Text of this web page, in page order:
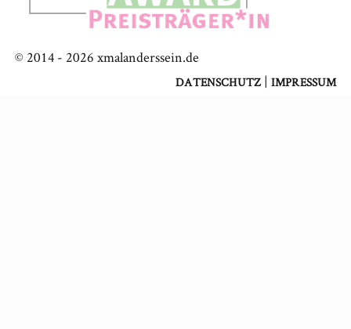
© 2014 - 2026 xmalanderssein.de
DATENSCHUTZ| IMPRESSUM